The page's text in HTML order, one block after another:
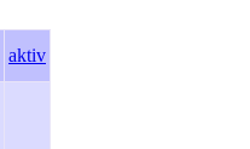
aktiv